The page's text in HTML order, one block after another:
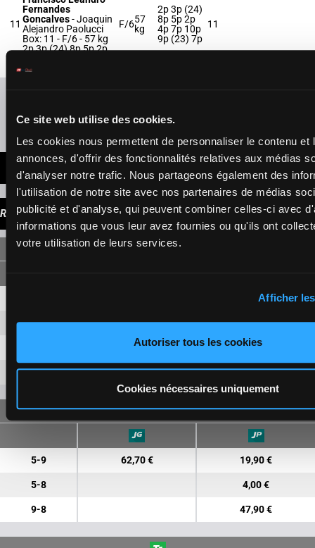
Ce site web utilise des cookies.
Les cookies nous permettent de personnaliser le contenu et
annonces, d'offrir des fonctionnalités relatives aux médias
d'analyser notre trafic. Nous partageons également des
l'utilisation de notre site avec nos partenaires de médias
publicité et d'analyse, qui peuvent combiner celles-ci avec
informations que vous leur avez fournies ou qu'ils ont
votre utilisation de leurs services.
Afficher
Autoriser tous les cookies
Cookies nécessaires uniquement
11
Fernandes
Goncalves-Joaquin
Alejandro Paolucci
Box: 11 - F/6 - 57 kg
2p 3p (24) 8p 5p 2p
F/657
kg
2p 3p (24)
8p 5p 2p
4p 7p 10p
9p (23) 7p
11
Présence de chevaux favoris
DERNIÈRES MINUTES
RAPPORTS
SIMPLE
9 15,20 € 5,00 €
2,00 €
11 6,10 €
JUMELÉ
5-9 62,70 € 19,90 €
5-8 4,00 €
9-8 47,90 €